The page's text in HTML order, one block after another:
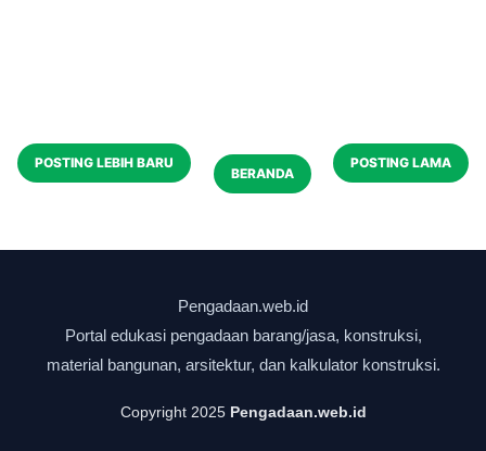
POSTING LEBIH BARU POSTING LAMA
BERANDA
Copyright 2025 Pengadaan.web.id